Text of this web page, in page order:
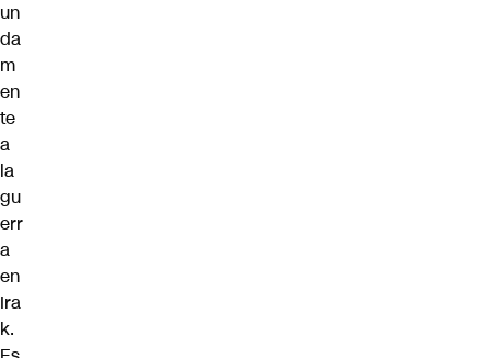
un
da
m
en
te
a
la
gu
err
a
en
Ira
k.